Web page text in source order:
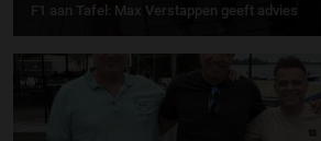
F1 aan Tafel: Max Verstappen geeft advies